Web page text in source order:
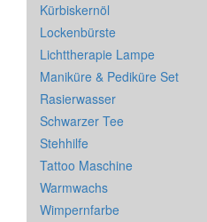
Kürbiskernöl
Lockenbürste
Lichttherapie Lampe
Maniküre & Pediküre Set
Rasierwasser
Schwarzer Tee
Stehhilfe
Tattoo Maschine
Warmwachs
Wimpernfarbe